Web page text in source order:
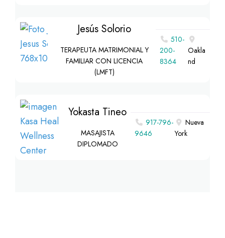
Jesús Solorio
TERAPEUTA MATRIMONIAL Y
FAMILIAR CON LICENCIA
(LMFT)
510-
200-
8364
Oakla
nd
Yokasta Tineo
MASAJISTA
DIPLOMADO
917-796-
9646
Nueva
York